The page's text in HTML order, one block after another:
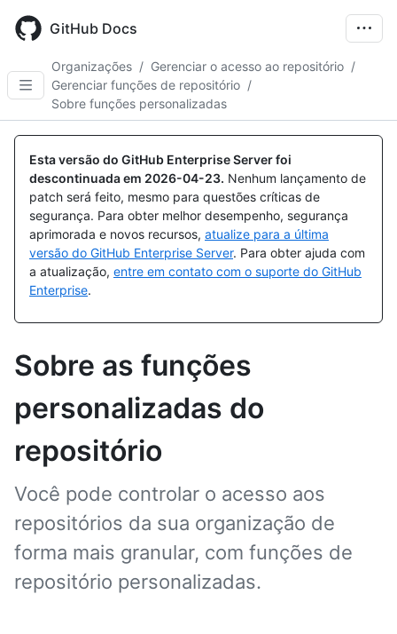
main
GitHub Docs
Organizações / Gerenciar o acesso ao repositório /
Gerenciar funções de repositório /
Sobre funções personalizadas
Esta versão do GitHub Enterprise Server foi
descontinuada em 2026-04-23. Nenhum lançamento de
patch será feito, mesmo para questões críticas de
segurança. Para obter melhor desempenho, segurança
aprimorada e novos recursos, atualize para a última
versão do GitHub Enterprise Server. Para obter ajuda com
a atualização, entre em contato com o suporte do GitHub
Enterprise.
Sobre as funções
personalizadas do
repositório
Você pode controlar o acesso aos
repositórios da sua organização de
forma mais granular, com funções de
repositório personalizadas.